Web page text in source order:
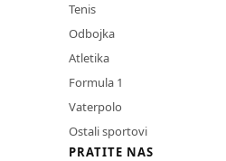
Tenis
Odbojka
Atletika
Formula 1
Vaterpolo
Ostali sportovi
PRATITE NAS